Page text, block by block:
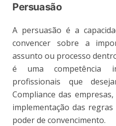
Persuasão
A persuasão é a
convencer sobre a
assunto ou processo
é uma competência
profissionais que
Compliance das
implementação das
poder de convencimento.